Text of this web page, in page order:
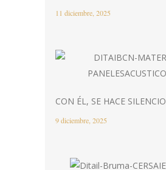
11 diciembre, 2025
CON ÉL, SE HACE SILENCIO
9 diciembre, 2025